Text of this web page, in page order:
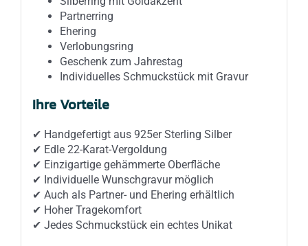
Partnerring
Ehering
Verlobungsring
Geschenk zum Jahrestag
Individuelles Schmuckstück mit Gravur
Ihre Vorteile
✔ Handgefertigt aus 925er Sterling Silber
✔ Edle 22-Karat-Vergoldung
✔ Einzigartige gehämmerte Oberfläche
✔ Individuelle Wunschgravur möglich
✔ Auch als Partner- und Ehering erhältlich
✔ Hoher Tragekomfort
✔ Jedes Schmuckstück ein echtes Unikat